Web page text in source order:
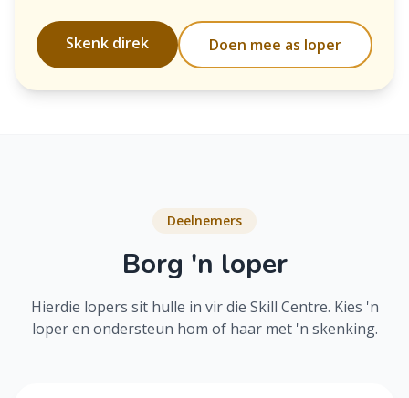
Skenk direk Doen mee as loper
Deelnemers
Borg 'n loper
Hierdie lopers sit hulle in vir die Skill Centre. Kies 'n
loper en ondersteun hom of haar met 'n skenking.